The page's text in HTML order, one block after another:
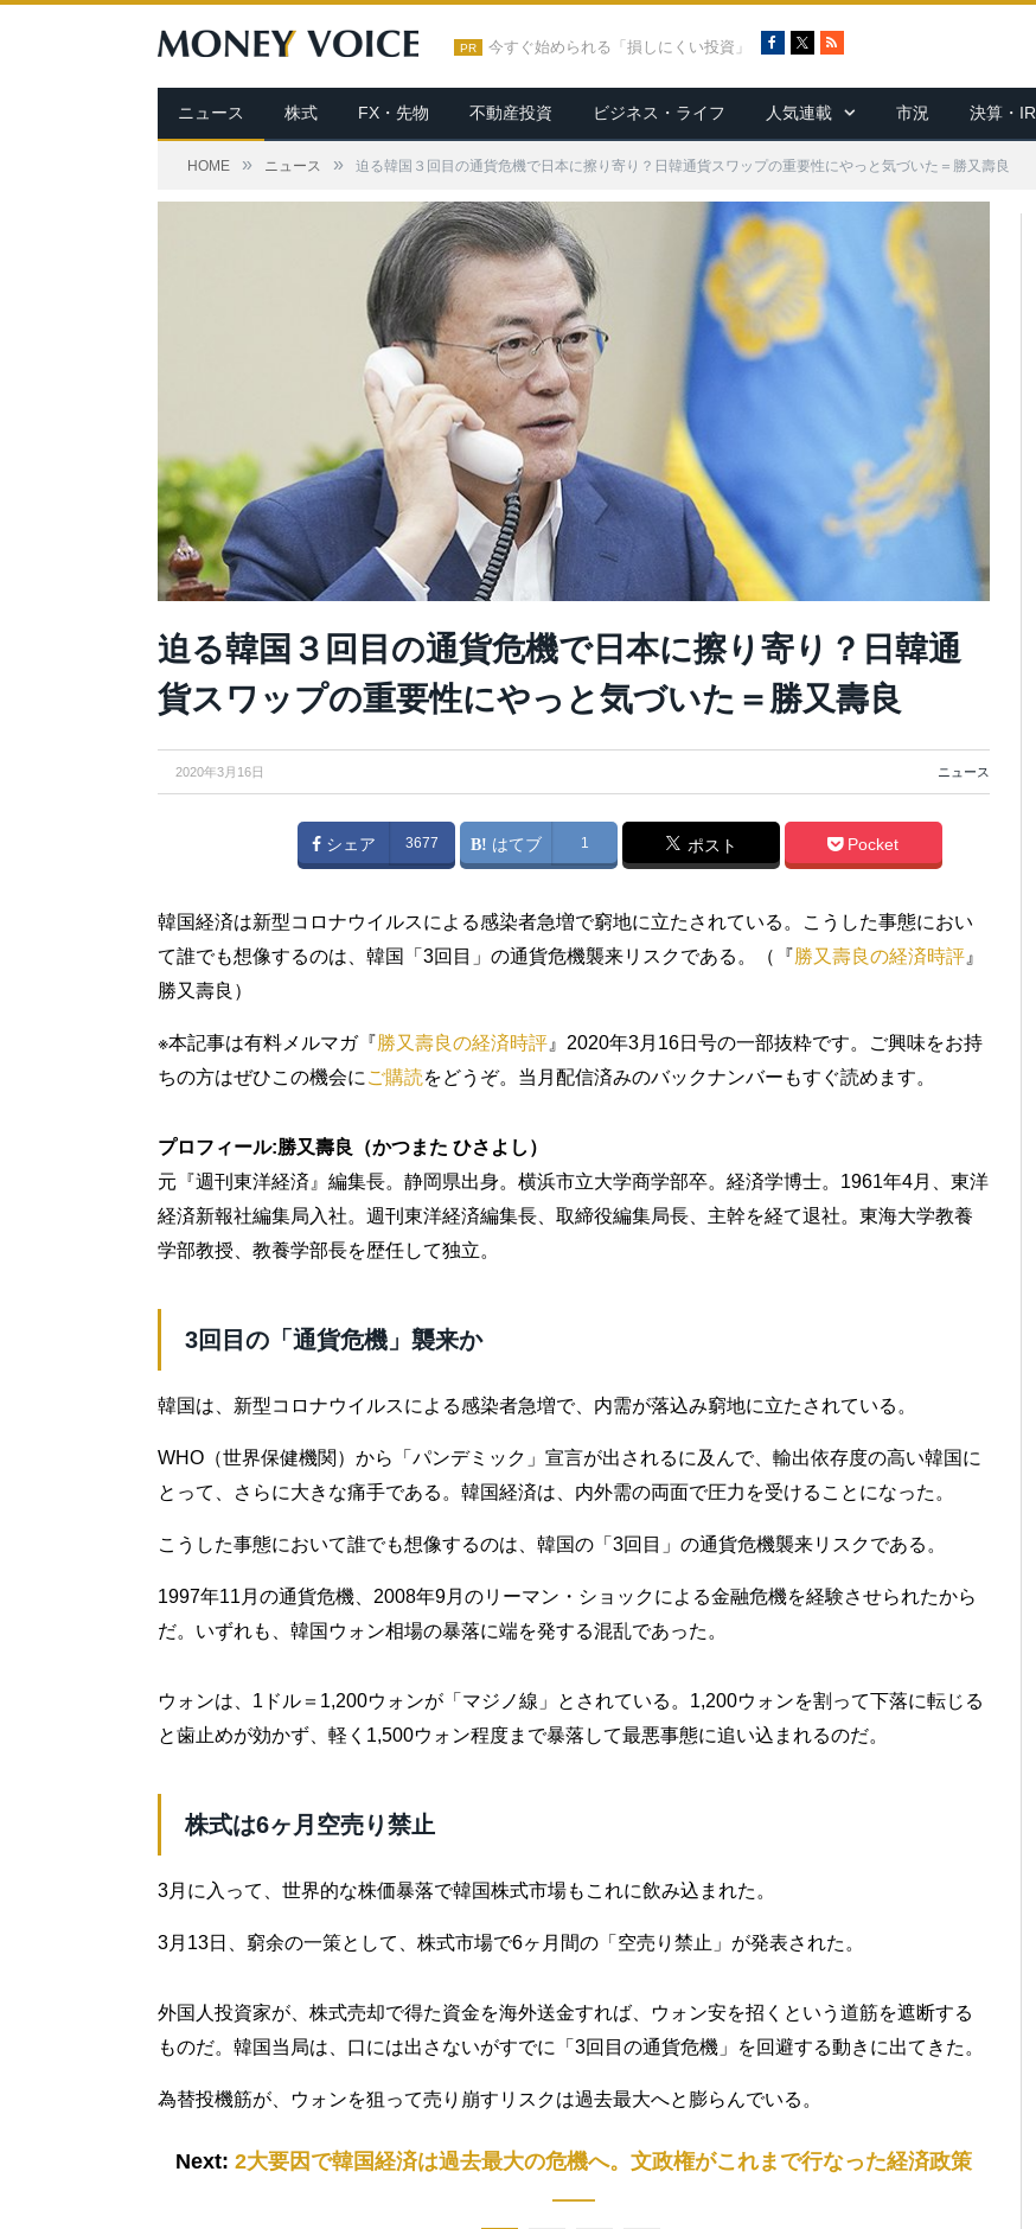
PR 今すぐ始められる「損しにくい投資」
c
e
b
o
R
S
ニュース 株式 FX・先物 不動産投資 ビジネス・ライフ 人気連載 市況 決算・IR
HOME » ニュース » 迫る韓国３回目の通貨危機で日本に擦り寄り？日韓通貨スワップの重要性にやっと気づいた＝勝又壽良
迫る韓国３回目の通貨危機で日本に擦り寄り？日韓通
貨スワップの重要性にやっと気づいた＝勝又壽良
2020年3月16日 ニュース
シェア 3677 はてブ 1 ポスト Pocket
韓国経済は新型コロナウイルスによる感染者急増で窮地に立たされている。こうした事態におい
て誰でも想像するのは、韓国「3回目」の通貨危機襲来リスクである。（『勝又壽良の経済時評 』
勝又壽良）
※本記事は有料メルマガ『勝又壽良の経済時評 』2020年3月16日号の一部抜粋です。ご興味をお持
ちの方はぜひこの機会に ご購読をどうぞ。当月配信済みのバックナンバーもすぐ読めます。
プロフィール:勝又壽良（かつまた ひさよし）
元『週刊東洋経済』編集長。静岡県出身。横浜市立大学商学部卒。経済学博士。1961年4月、東洋
経済新報社編集局入社。週刊東洋経済編集長、取締役編集局長、主幹を経て退社。東海大学教養
学部教授、教養学部長を歴任して独立。
3回目の「通貨危機」襲来か
韓国は、新型コロナウイルスによる感染者急増で、内需が落込み窮地に立たされている。
WHO（世界保健機関）から「パンデミック」宣言が出されるに及んで、輸出依存度の高い韓国に
とって、さらに大きな痛手である。韓国経済は、内外需の両面で圧力を受けることになった。
こうした事態において誰でも想像するのは、韓国の「3回目」の通貨危機襲来リスクである。
1997年11月の通貨危機、2008年9月のリーマン・ショックによる金融危機を経験させられたから
だ。いずれも、韓国ウォン相場の暴落に端を発する混乱であった。
ウォンは、1ドル＝1,200ウォンが「マジノ線」とされている。1,200ウォンを割って下落に転じる
と歯止めが効かず、軽く1,500ウォン程度まで暴落して最悪事態に追い込まれるのだ。
株式は6ヶ月空売り禁止
3月に入って、世界的な株価暴落で韓国株式市場もこれに飲み込まれた。
3月13日、窮余の一策として、株式市場で6ヶ月間の「空売り禁止」が発表された。
外国人投資家が、株式売却で得た資金を海外送金すれば、ウォン安を招くという道筋を遮断する
ものだ。韓国当局は、口には出さないがすでに「3回目の通貨危機」を回避する動きに出てきた。
為替投機筋が、ウォンを狙って売り崩すリスクは過去最大へと膨らんでいる。
Next: 2大要因で韓国経済は過去最大の危機へ。文政権がこれまで行なった経済政策
――